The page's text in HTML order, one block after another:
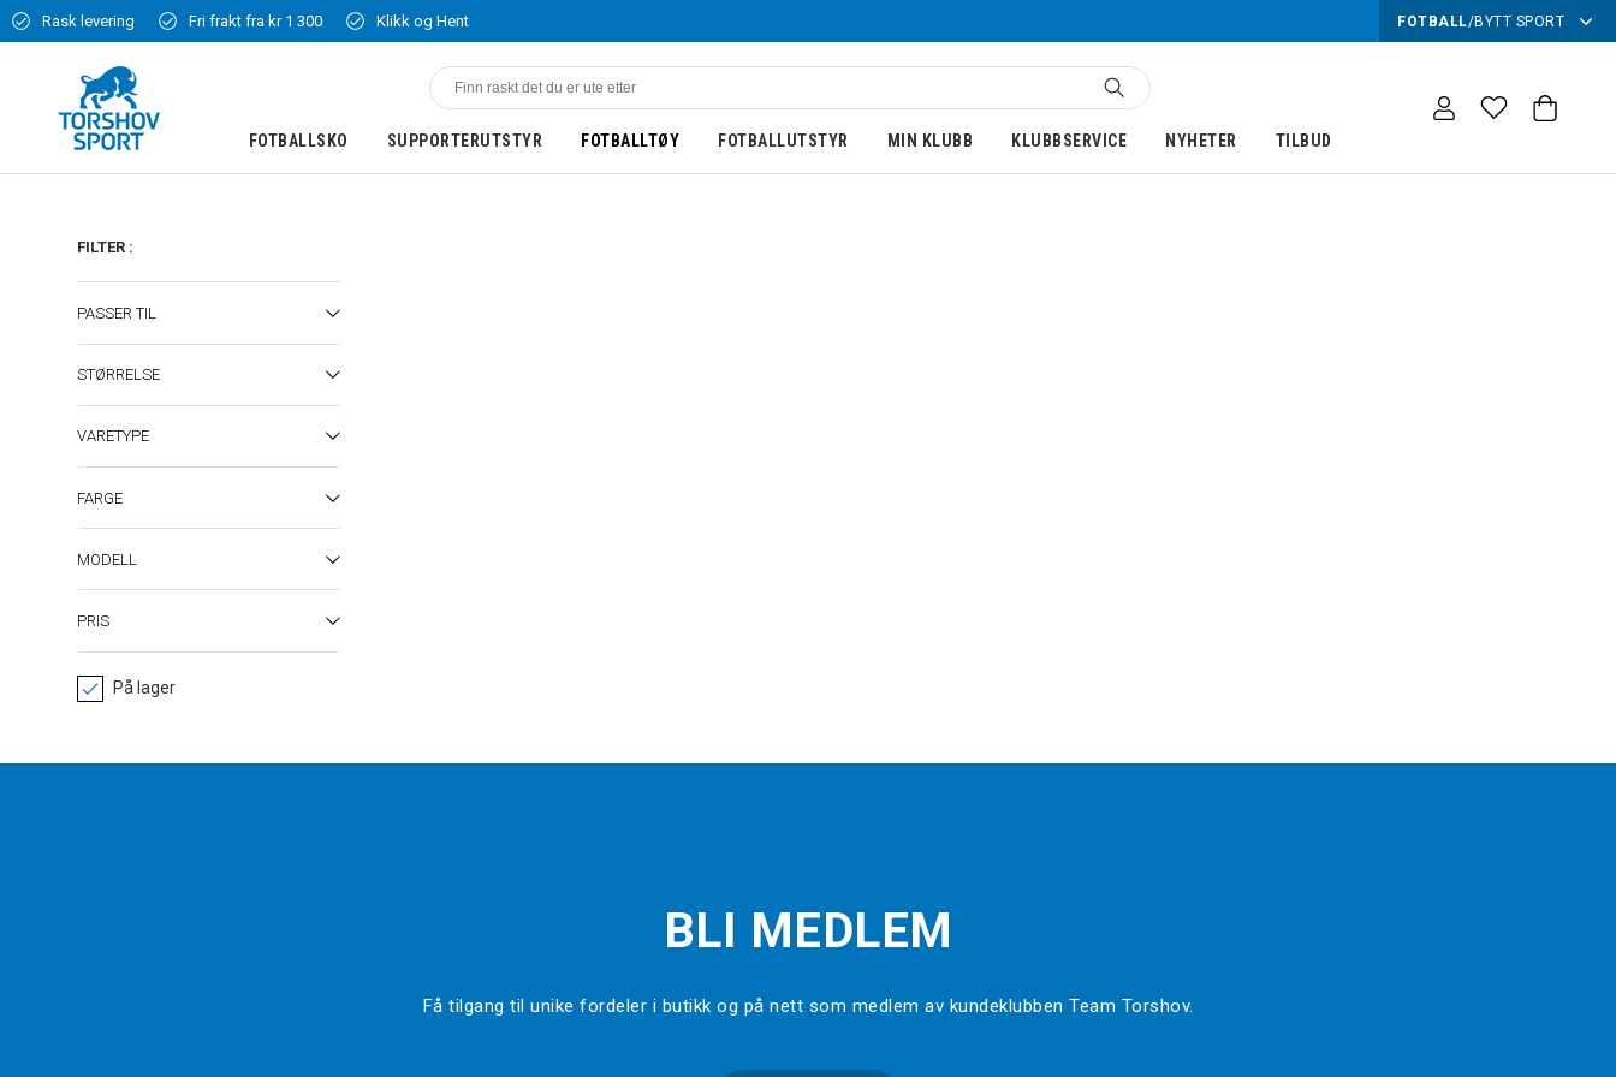
Rask levering Fri frakt fra kr 1 300 Klikk og Hent FOTBALL/BYTT SPORT
FOTBALLSKO SUPPORTERUTSTYR FOTBALLTØY FOTBALLUTSTYR MIN KLUBB KLUBBSERVICE NYHETER TILBUD
FILTER :
PASSER TIL
STØRRELSE
VARETYPE
FARGE
MODELL
PRIS
På lager
BLI MEDLEM
Få tilgang til unike fordeler i butikk og på nett som medlem av kundeklubben Team Torshov.